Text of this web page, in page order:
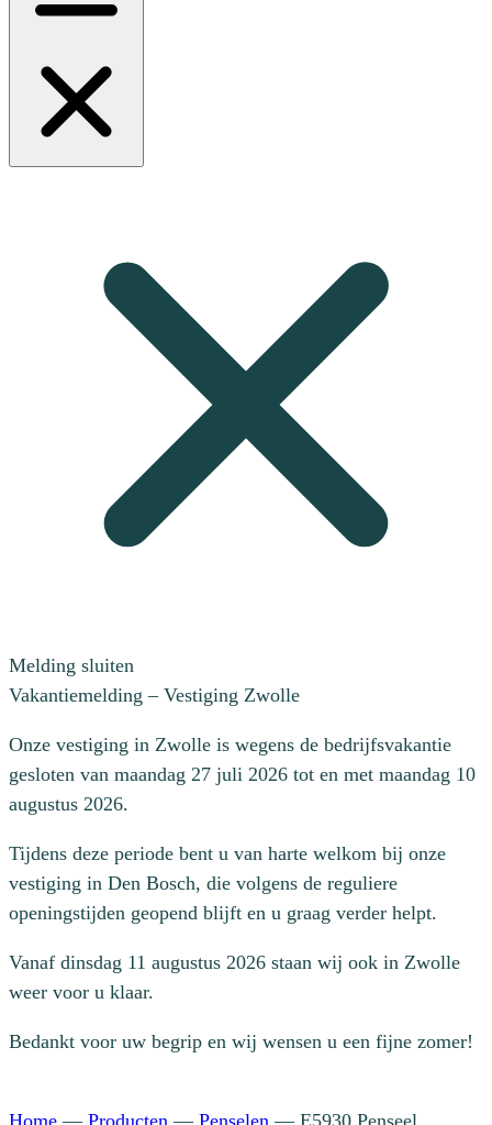
Melding sluiten
Vakantiemelding – Vestiging Zwolle
Onze vestiging in Zwolle is wegens de bedrijfsvakantie
gesloten van maandag 27 juli 2026 tot en met maandag 10
augustus 2026.
Tijdens deze periode bent u van harte welkom bij onze
vestiging in Den Bosch, die volgens de reguliere
openingstijden geopend blijft en u graag verder helpt.
Vanaf dinsdag 11 augustus 2026 staan wij ook in Zwolle
weer voor u klaar.
Bedankt voor uw begrip en wij wensen u een fijne zomer!
Home — Producten — Penselen — E5930 Penseel